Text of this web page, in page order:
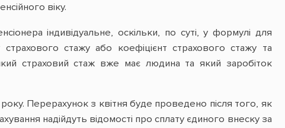
віку.
індивідуальне, оскільки, по суті, у формулі для
страхового стажу або коефіцієнт страхового стажу та
страховий стаж вже має людина та який заробіток
Перерахунок з квітня буде проведено після того, як
надійдуть відомості про сплату єдиного внеску за